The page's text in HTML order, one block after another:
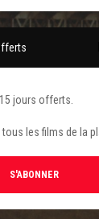
jours offerts.
les films de la
S'ABONNER